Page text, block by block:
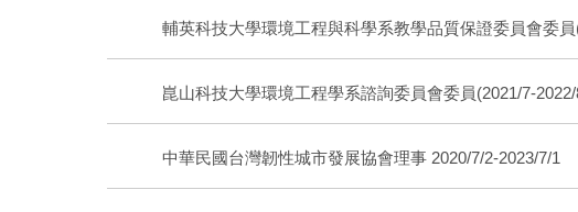
輔英科技大學環境工程與科學系教學品質保證委員會委員
崑山科技大學環境工程學系諮詢委員會委員(2021/7-2022/
中華民國台灣韌性城市發展協會理事 2020/7/2-2023/7/1